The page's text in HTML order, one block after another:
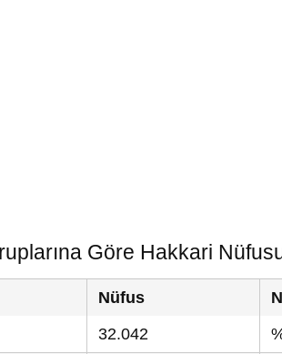
Göre Hakkari
Nüfus
32.042